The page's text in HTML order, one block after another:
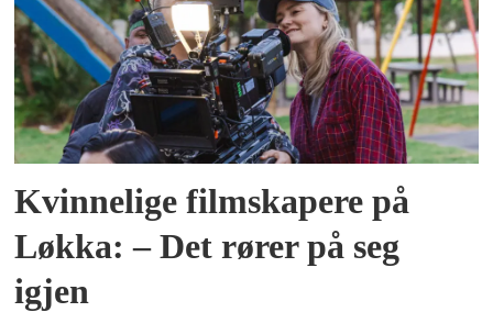
OsloNytt
Kvinnelige filmskapere på
Løkka: – Det rører på seg
igjen